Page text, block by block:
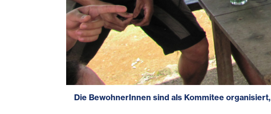
Die BewohnerInnen sind als Kommitee